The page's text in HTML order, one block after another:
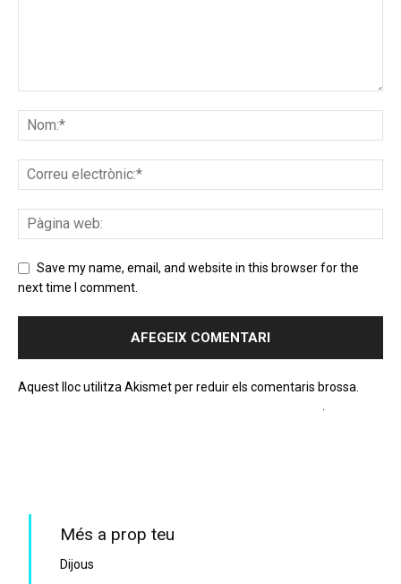
Save my name, email, and website in this browser for the
next time I comment.
Aquest lloc utilitza Akismet per reduir els comentaris brossa.
Més a prop teu
Dijous